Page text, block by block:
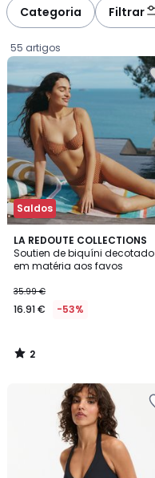
Categoria Filtrar
55 artigos
Saldos
LA REDOUTE COLLECTIONS
Soutien de biquíni decotado
em matéria aos favos
€
em
de
35.99
desconto
aplicado.
35.99 €
16.91 € -53%
2
/
5
2
/